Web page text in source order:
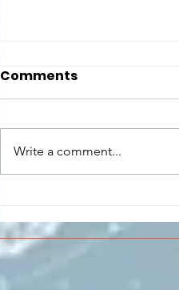
PERCORSO DI
FORMAZIONE SCUOLA
Comments
Write a comment...